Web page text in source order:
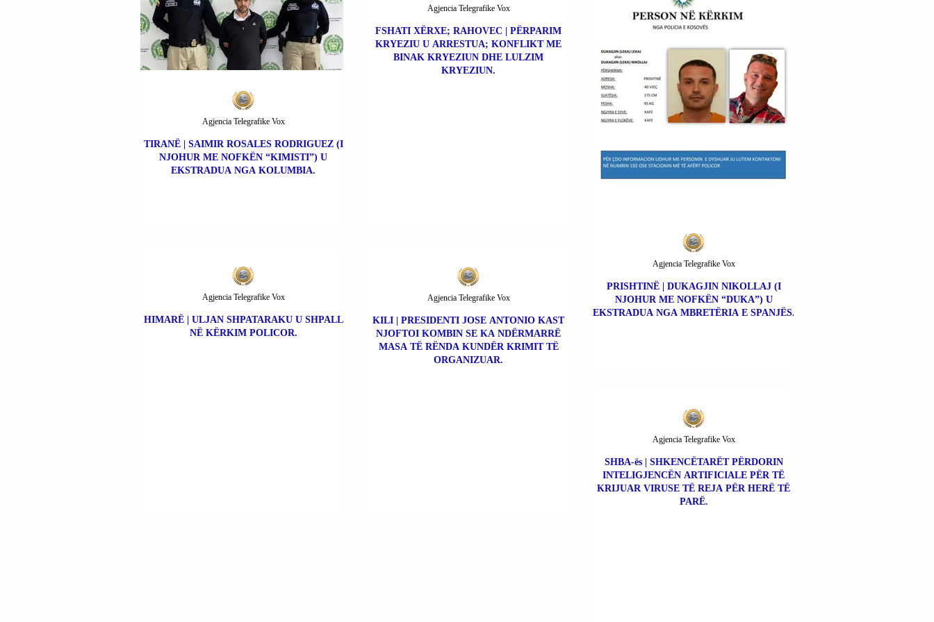
TIRANË | SAIMIR ROSALES RODRIGUEZ (I
NJOHUR ME NOFKËN “KIMISTI”) U
EKSTRADUA NGA KOLUMBIA.
Agjencia Telegrafike Vox
FSHATI XËRXE; RAHOVEC | PËRPARIM
KRYEZIU U ARRESTUA; KONFLIKT ME
BINAK KRYEZIUN DHE LULZIM
KRYEZIUN.
Agjencia Telegrafike Vox
PRISHTINË | DUKAGJIN NIKOLLAJ (I
NJOHUR ME NOFKËN “DUKA”) U
EKSTRADUA NGA MBRETËRIA E SPANJËS.
Agjencia Telegrafike Vox
HIMARË | ULJAN SHPATARAKU U SHPALL
NË KËRKIM POLICOR.
Agjencia Telegrafike Vox
KILI | PRESIDENTI JOSE ANTONIO KAST
NJOFTOI KOMBIN SE KA NDËRMARRË
MASA TË RËNDA KUNDËR KRIMIT TË
ORGANIZUAR.
Agjencia Telegrafike Vox
SHBA-ës | SHKENCËTARËT PËRDORIN
INTELIGJENCËN ARTIFICIALE PËR TË
KRIJUAR VIRUSE TË REJA PËR HERË TË
PARË.
Agjencia Telegrafike Vox